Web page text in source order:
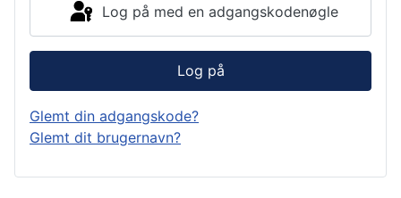
Log på med en adgangskodenøgle
Log på
Glemt din adgangskode?
Glemt dit brugernavn?